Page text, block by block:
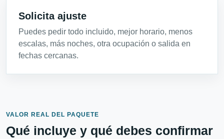
Solicita ajuste
Puedes pedir todo incluido, mejor horario, menos
escalas, más noches, otra ocupación o salida en
fechas cercanas.
VALOR REAL DEL PAQUETE
Qué incluye y qué debes confirmar